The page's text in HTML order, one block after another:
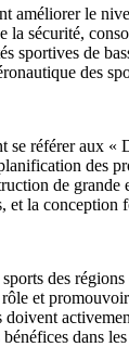
améliorer le
sécurité,
sportives de
des
se référer aux
des
de
et la
des
et
dans